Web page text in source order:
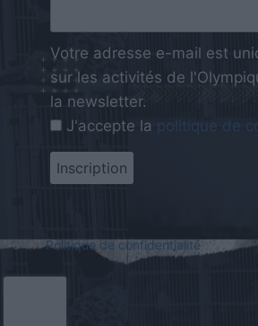
Votre adresse e-mail est
sur les activités de
la newsletter.
J'accepte la politique de
Politique de confidentialité